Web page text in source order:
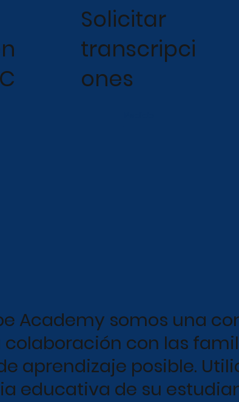
Solicitar
transcripci
ones
Academy somos una
con las
aprendizaje posible.
educativa de su